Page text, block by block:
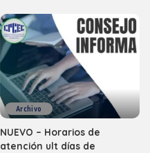
Archivo
NUEVO – Horarios de
atención ult días de